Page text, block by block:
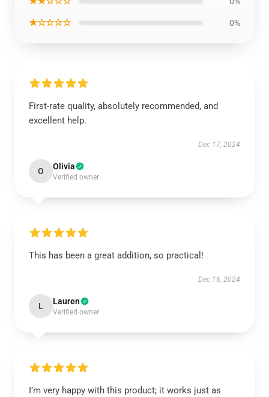
★☆☆☆☆ 0%
First-rate quality, absolutely recommended, and
excellent help.
Dec 17, 2024
O Olivia
Verified owner
This has been a great addition, so practical!
Dec 16, 2024
L Lauren
Verified owner
I’m very happy with this product; it works just as